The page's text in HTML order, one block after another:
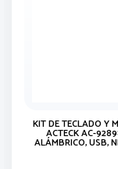
KIT DE TECLADO Y
ACTECK AC-
ALÁMBRICO, USB,